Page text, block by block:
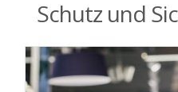
Schutz und